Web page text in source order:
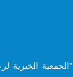
"الجمعية الخيرية